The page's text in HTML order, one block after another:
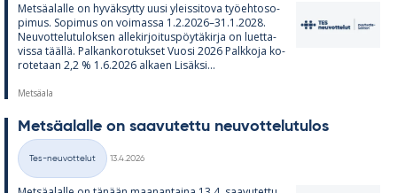
Met­sä­alalle on hy­väk­sytty uusi yleis­si­tova työ­eh­to­so­
pi­mus. So­pi­mus on voi­massa 1.2.2026–31.1.2028.
Neu­vot­te­lu­tu­lok­sen al­le­kir­joi­tus­pöy­tä­kirja on luet­ta­
vissa täällä. Pal­kan­ko­ro­tuk­set Vuosi 2026 Palk­koja ko­
ro­te­taan 2,2 % 1.6.2026 al­kaen Li­säksi...
Metsäala
Met­sä­alalle on saa­vu­tettu neu­vot­te­lu­tu­los
Kategoriat
Tes-neuvottelut
13.4.2026